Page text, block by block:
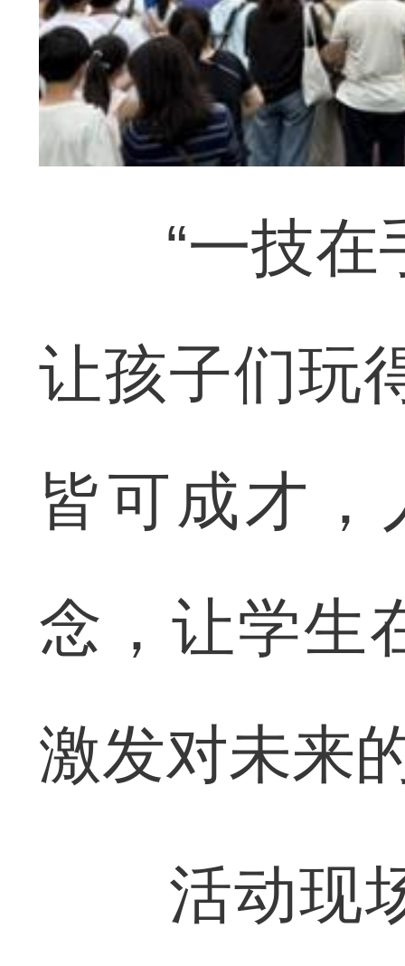
“一技在手
让孩子们玩
皆可成才，
念，让学生
激发对未来
活动现场